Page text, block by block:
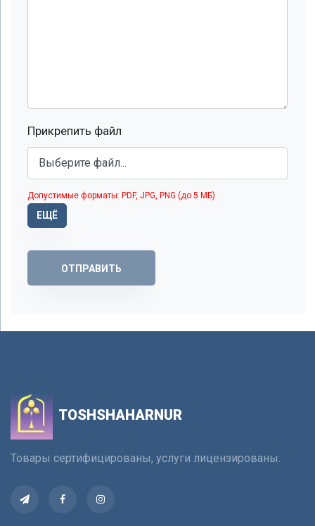
Прикрепить файл
Допустимые форматы: PDF, JPG, PNG (до 5 МБ)
ЕЩЁ
ОТПРАВИТЬ
TOSHSHAHARNUR
Товары сертифицированы, услуги лицензированы.